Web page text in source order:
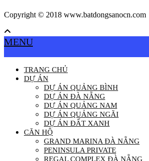
Copyright © 2018 www.batdongsanocn.com
MENU
TRANG CHỦ
DỰ ÁN
DỰ ÁN QUẢNG BÌNH
DỰ ÁN ĐÀ NẴNG
DỰ ÁN QUẢNG NAM
DỰ ÁN QUẢNG NGÃI
DỰ ÁN ĐẤT XANH
CĂN HỘ
GRAND MARINA ĐÀ NẴNG
PENINSULA PRIVATE
REGAL COMPLEX ĐÀ NẴNG